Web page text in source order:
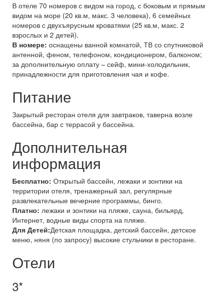
В отеле 70 номеров с видом на город, с боковым и прямым
видом на море (20 кв.м, макс. 3 человека), 6 семейных
номеров с двухъярусным кроватями (25 кв.м, макс. 2
взрослых и 2 детей).
В номере: оснащены ванной комнатой, ТВ со спутниковой
антенной, феном, телефоном, кондиционером, балконом;
за дополнительную оплату – сейф, мини-холодильник,
принадлежности для приготовления чая и кофе.
Питание
Закрытый ресторан отеля для завтраков, таверна возле
бассейна, бар с террасой у бассейна.
Дополнительная
информация
Бесплатно: Открытый бассейн, лежаки и зонтики на
территории отеля, тренажерный зал, регулярные
развлекательные вечерние программы, бинго.
Платно: лежаки и зонтики на пляже, сауна, бильярд,
Интернет, водные виды спорта на пляже.
Для Детей:Детская площадка, детский бассейн, детское
меню, няня (по запросу) высокие стульчики в ресторане.
Отели
3*